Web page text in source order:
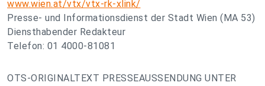
www.wien.at/vtx/vtx-rk-xlink/
Presse- und Informationsdienst der Stadt Wien (MA 53)
Diensthabender Redakteur
Telefon: 01 4000-81081
OTS-ORIGINALTEXT PRESSEAUSSENDUNG UNTER